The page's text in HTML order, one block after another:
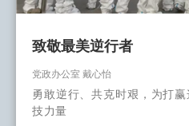
致敬最美逆行者
党政办公室 戴心怡
勇敢逆行、共克时艰，为打
技力量